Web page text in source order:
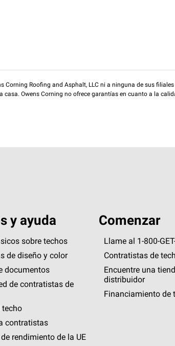
Roofing and Asphalt, LLC ni a ninguna de sus
Owens Corning no ofrece garantías en cuanto a la
y ayuda
sobre techos
de diseño y color
documentos
de contratistas de
techo
contratistas
rendimiento de la UE
Comenzar
Llame al 1-800-GET
Contratistas de
Encuentre una
distribuidor
Financiamiento de